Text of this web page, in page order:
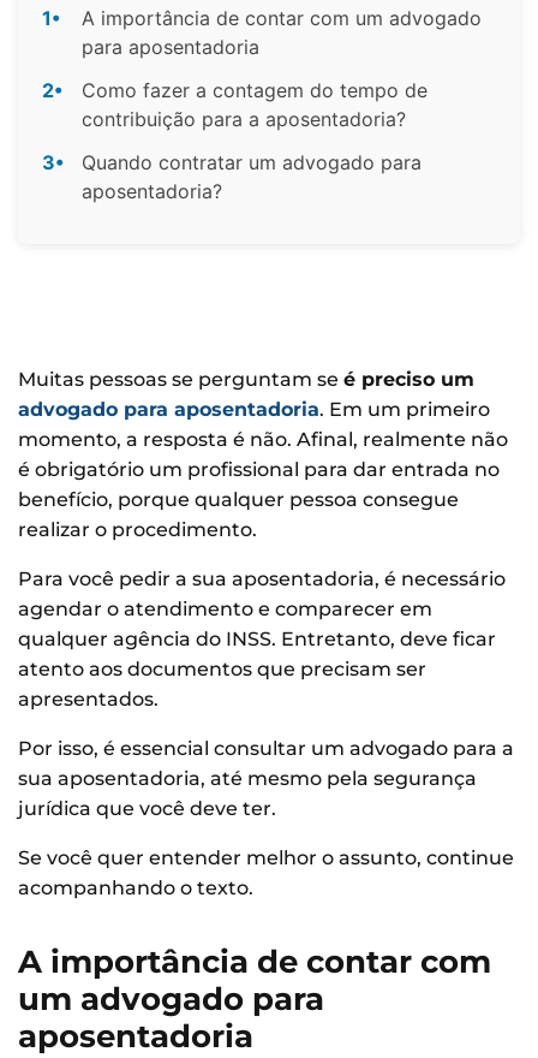
1•
A importância de contar com um advogado
para aposentadoria
2•
Como fazer a contagem do tempo de
contribuição para a aposentadoria?
3•
Quando contratar um advogado para
aposentadoria?
Muitas pessoas se perguntam se é preciso um
advogado para aposentadoria. Em um primeiro
momento, a resposta é não. Afinal, realmente não
é obrigatório um profissional para dar entrada no
benefício, porque qualquer pessoa consegue
realizar o procedimento.
Para você pedir a sua aposentadoria, é necessário
agendar o atendimento e comparecer em
qualquer agência do INSS. Entretanto, deve ficar
atento aos documentos que precisam ser
apresentados.
Por isso, é essencial consultar um advogado para a
sua aposentadoria, até mesmo pela segurança
jurídica que você deve ter.
Se você quer entender melhor o assunto, continue
acompanhando o texto.
A importância de contar com
um advogado para
aposentadoria